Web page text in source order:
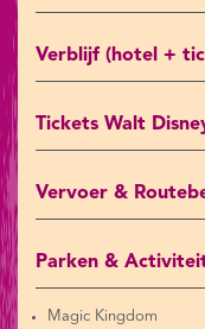
Verblijf (hotel +
Tickets Walt
Vervoer &
Parken &
Magic Kingdom